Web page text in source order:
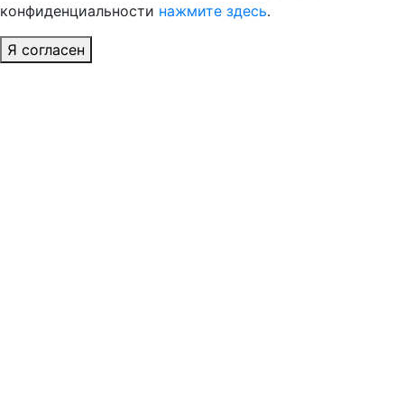
конфиденциальности нажмите здесь.
Я согласен